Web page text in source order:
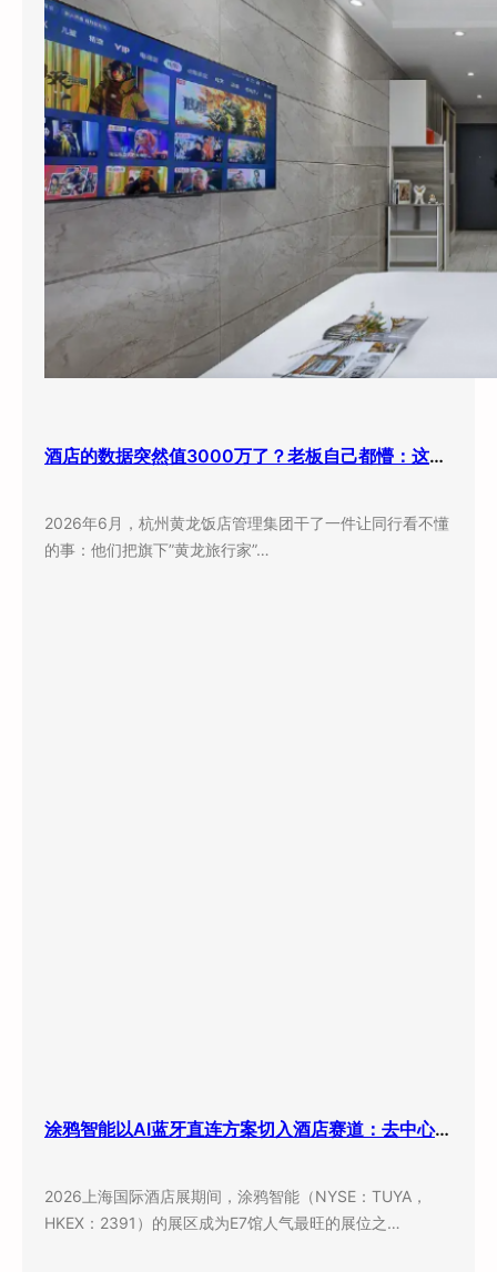
酒店的数据突然值3000万了？老板自己都懵：这玩意儿还能卖钱？
2026年6月，杭州黄龙饭店管理集团干了一件让同行看不懂
的事：他们把旗下”黄龙旅行家”…
涂鸦智能以AI蓝牙直连方案切入酒店赛道：去中心化架构破解智能化改造三大痛点
2026上海国际酒店展期间，涂鸦智能（NYSE：TUYA，
HKEX：2391）的展区成为E7馆人气最旺的展位之…